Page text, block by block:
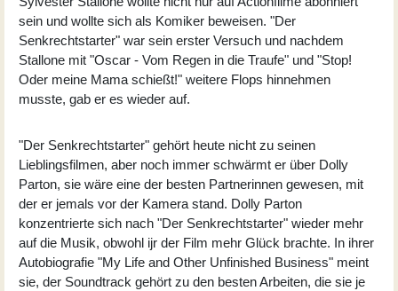
sein und wollte sich als Komiker beweisen. "Der
Senkrechtstarter" war sein erster Versuch und nachdem
Stallone mit "Oscar - Vom Regen in die Traufe" und "Stop!
Oder meine Mama schießt!" weitere Flops hinnehmen
musste, gab er es wieder auf.
"Der Senkrechtstarter" gehört heute nicht zu seinen
Lieblingsfilmen, aber noch immer schwärmt er über Dolly
Parton, sie wäre eine der besten Partnerinnen gewesen, mit
der er jemals vor der Kamera stand. Dolly Parton
konzentrierte sich nach "Der Senkrechtstarter" wieder mehr
auf die Musik, obwohl ijr der Film mehr Glück brachte. In ihrer
Autobiografie "My Life and Other Unfinished Business" meint
sie, der Soundtrack gehört zu den besten Arbeiten, die sie je